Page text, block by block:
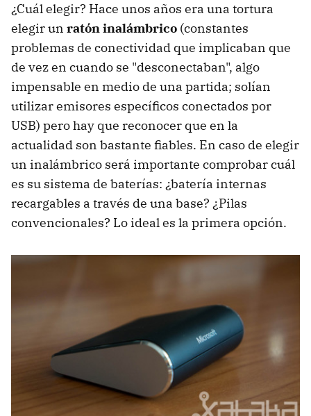
¿Cuál elegir? Hace unos años era una tortura
elegir un ratón inalámbrico (constantes
problemas de conectividad que implicaban que
de vez en cuando se "desconectaban", algo
impensable en medio de una partida; solían
utilizar emisores específicos conectados por
USB) pero hay que reconocer que en la
actualidad son bastante fiables. En caso de elegir
un inalámbrico será importante comprobar cuál
es su sistema de baterías: ¿batería internas
recargables a través de una base? ¿Pilas
convencionales? Lo ideal es la primera opción.